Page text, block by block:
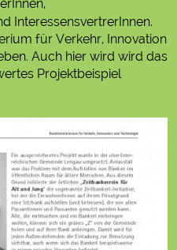
InteressensvertrerInnen.
für Verkehr, Innovation
Auch hier wird wird das
Projektbeispiel